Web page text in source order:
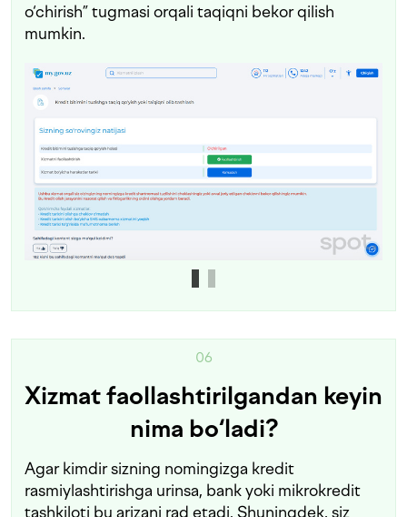
o‘chirish” tugmasi orqali taqiqni bekor qilish
mumkin.
06
Xizmat faollashtirilgandan keyin
nima bo‘ladi?
Agar kimdir sizning nomingizga kredit
rasmiylashtirishga urinsa, bank yoki mikrokredit
tashkiloti bu arizani rad etadi. Shuningdek, siz